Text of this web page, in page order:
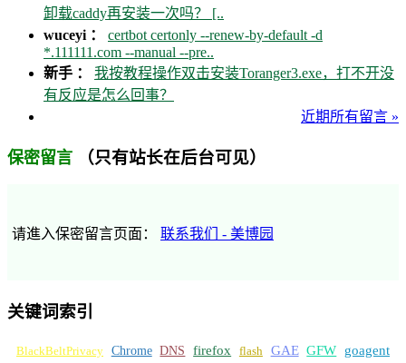
卸载caddy再安装一次吗？ [..
wuceyi ： certbot certonly --renew-by-default -d
*.111111.com --manual --pre..
新手 ： 我按教程操作双击安装Toranger3.exe，打不开没
有反应是怎么回事？
近期所有留言 »
保密留言 （只有站长在后台可见）
请進入保密留言页面： 联系我们 - 美博园
关键词索引
BlackBeltPrivacy Chrome DNS firefox flash GAE GFW goagent